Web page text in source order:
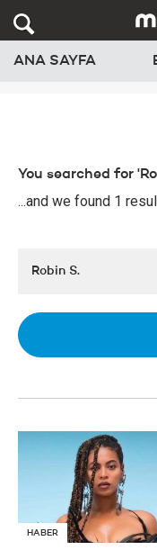
ANA SAYFA
You searched for
...and we found 1
HABER